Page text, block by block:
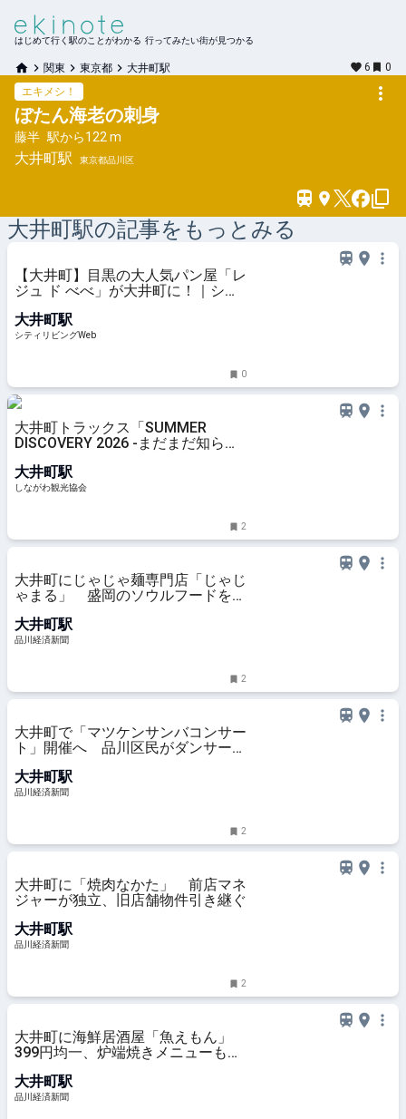
はじめて行く駅のことがわかる 行ってみたい街が見つかる
関東 東京都 大井町駅 6
0
エキメシ！
ぼたん海老の刺身
藤半 駅から122 m
大井町駅 東京都品川区
大井町駅の記事をもっとみる
【大井町】目黒の大人気パン屋「レ
ジュ ド べべ」が大井町に！｜シテ
大井町駅
シティリビングWeb
0
大井町トラックス「SUMMER
DISCOVERY 2026 -まだまだ知らな
大井町駅
しながわ観光協会
2
大井町にじゃじゃ麺専門店「じゃじ
ゃまる」 盛岡のソウルフードを用
大井町駅
品川経済新聞
2
大井町で「マツケンサンバコンサー
ト」開催へ 品川区民がダンサー出
大井町駅
品川経済新聞
2
大井町に「焼肉なかた」 前店マネ
ジャーが独立、旧店舗物件引き継ぐ
大井町駅
品川経済新聞
2
大井町に海鮮居酒屋「魚えもん」
399円均一、炉端焼きメニューも用
大井町駅
品川経済新聞